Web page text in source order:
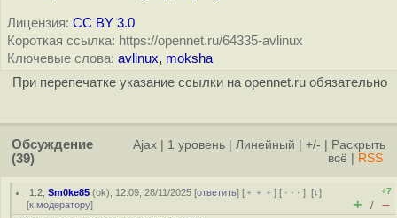
Лицензия: CC BY 3.0
Короткая ссылка: https://opennet.ru/64335-avlinux
Ключевые слова: avlinux, moksha
При перепечатке указание ссылки на opennet.ru обязательно
Обсуждение
(39)
Ajax 1 уровень Линейный +/-
Раскрыть
всё
RSS
1.2 ,Sm0ke85 (ok), 12:09, 28/11/2025 [ответить] [ ﹢﹢﹢] [ · · ·][↓]
[к модератору]
+7
+ / –